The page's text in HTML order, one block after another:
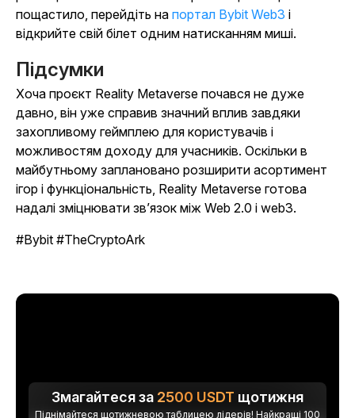
пощастило, перейдіть на портал Bybit Web3 і
відкрийте свій білет одним натисканням миші.
Підсумки
Хоча проєкт Reality Metaverse почався не дуже
давно, він уже справив значний вплив завдяки
захопливому геймплею для користувачів і
можливостям доходу для учасників. Оскільки в
майбутньому заплановано розширити асортимент
ігор і функціональність, Reality Metaverse готова
надалі зміцнювати зв’язок між Web 2.0 і web3.
#Bybit #TheCryptoArk
Змагайтеся за 2500 USDT щотижня
Піднімайтеся щотижневою таблицею лідерів! Найкращі 100